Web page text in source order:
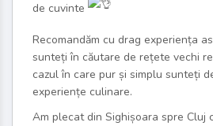
de cuvinte
Recomandăm cu drag experiența
sunteți în căutare de rețete vechi
cazul în care pur și simplu sunteți
experiențe culinare.
Am plecat din Sighișoara spre Cluj